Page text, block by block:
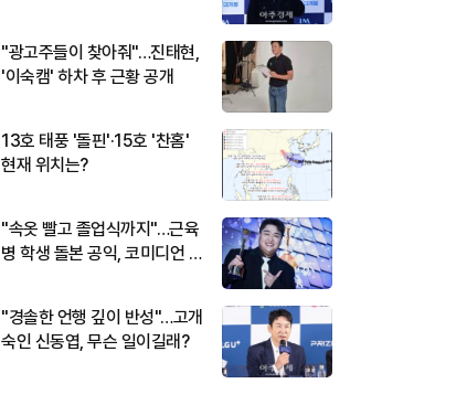
"광고주들이 찾아줘"…진태현,
'이숙캠' 하차 후 근황 공개
13호 태풍 '돌핀'·15호 '찬홈'
현재 위치는?
"속옷 빨고 졸업식까지"…근육
병 학생 돌본 공익, 코미디언 김
"경솔한 언행 깊이 반성"…고개
숙인 신동엽, 무슨 일이길래?